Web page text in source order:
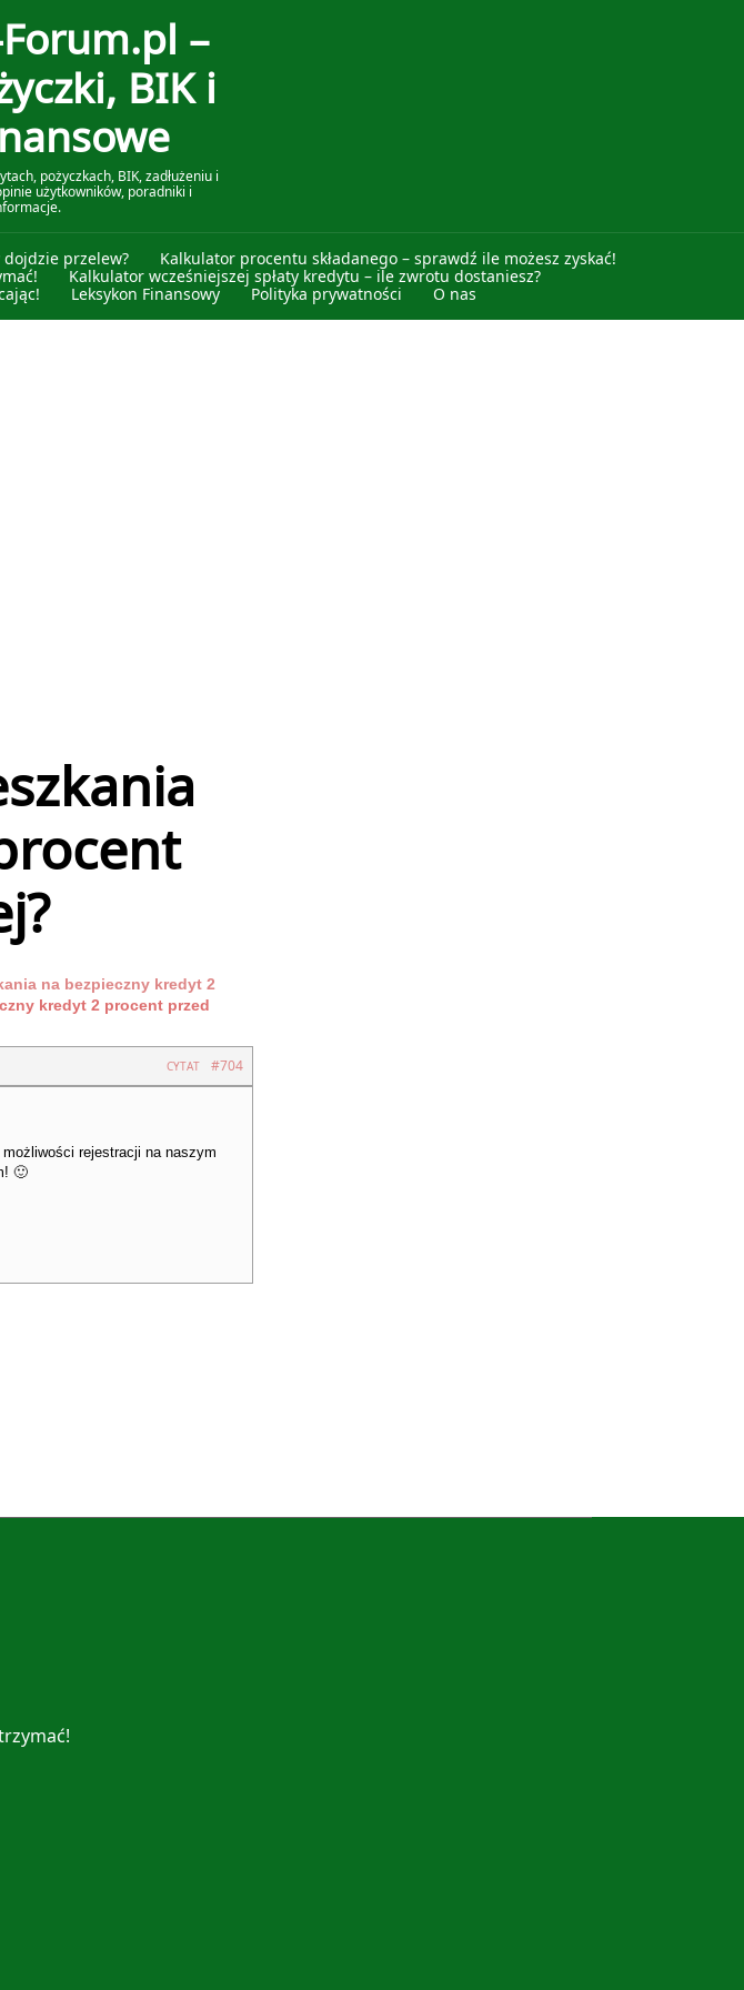
–
BIK i
pożyczkach, BIK, zadłużeniu i
użytkowników, poradniki i
przelew?
Kalkulator procentu składanego – sprawdź ile możesz zyskać!
Kalkulator wcześniejszej spłaty kredytu – ile zwrotu dostaniesz?
Leksykon Finansowy Polityka prywatności O nas
na bezpieczny kredyt 2
kredyt 2 procent przed
#704
CYTAT
rejestracji na naszym
🙂